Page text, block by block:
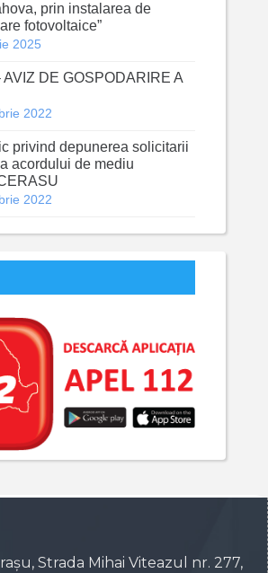
prin instalarea de
fotovoltaice”
2025
AVIZ DE GOSPODARIRE A
2022
privind depunerea solicitarii
acordului de mediu
2022
Strada Mihai Viteazul nr. 277,